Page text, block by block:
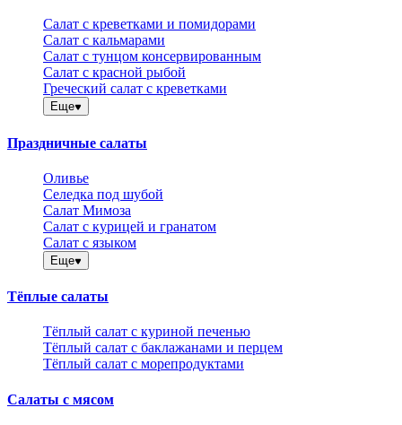
Салат с креветками и помидорами
Салат с кальмарами
Салат с тунцом консервированным
Салат с красной рыбой
Греческий салат с креветками
Еще
Праздничные салаты
Оливье
Селедка под шубой
Салат Мимоза
Салат с курицей и гранатом
Салат с языком
Еще
Тёплые салаты
Тёплый салат с куриной печенью
Тёплый салат с баклажанами и перцем
Тёплый салат с морепродуктами
Салаты с мясом